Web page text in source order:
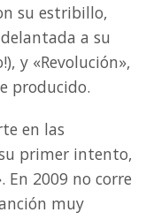
su estribillo,
a su
y «Revolución»,
producido.
en las
primer intento,
En 2009 no corre
muy